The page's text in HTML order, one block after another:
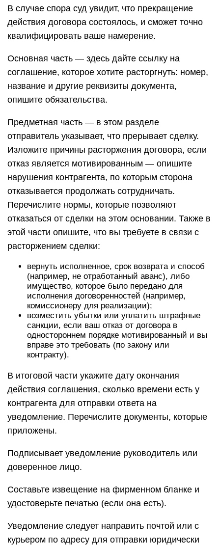
В случае спора суд увидит, что прекращение
действия договора состоялось, и сможет точно
квалифицировать ваше намерение.
Основная часть — здесь дайте ссылку на
соглашение, которое хотите расторгнуть: номер,
название и другие реквизиты документа,
опишите обязательства.
Предметная часть — в этом разделе
отправитель указывает, что прерывает сделку.
Изложите причины расторжения договора, если
отказ является мотивированным — опишите
нарушения контрагента, по которым сторона
отказывается продолжать сотрудничать.
Перечислите нормы, которые позволяют
отказаться от сделки на этом основании. Также в
этой части опишите, что вы требуете в связи с
расторжением сделки:
вернуть исполненное, срок возврата и способ
(например, не отработанный аванс), либо
имущество, которое было передано для
исполнения договоренностей (например,
комиссионеру для реализации);
возместить убытки или уплатить штрафные
санкции, если ваш отказ от договора в
одностороннем порядке мотивированный и вы
вправе это требовать (по закону или
контракту).
В итоговой части укажите дату окончания
действия соглашения, сколько времени есть у
контрагента для отправки ответа на
уведомление. Перечислите документы, которые
приложены.
Подписывает уведомление руководитель или
доверенное лицо.
Составьте извещение на фирменном бланке и
удостоверьте печатью (если она есть).
Уведомление следует направить почтой или с
курьером по адресу для отправки юридически